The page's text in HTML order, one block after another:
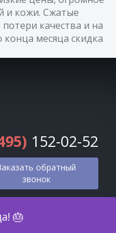
🎂
и кожи. Сжатые
качества и на
конца месяца скидка
152-02-52
обратный
звонок